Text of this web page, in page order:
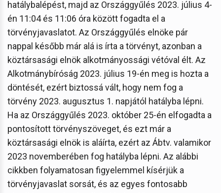
hatálybalépést, majd az Országgyűlés 2023. július 4-
én 11:04 és 11:06 óra között fogadta el a
törvényjavaslatot. Az Országgyűlés elnöke pár
nappal később már alá is írta a törvényt, azonban a
köztársasági elnök alkotmányossági vétóval élt. Az
Alkotmánybíróság 2023. július 19-én meg is hozta a
döntését, ezért biztossá vált, hogy nem fog a
törvény 2023. augusztus 1. napjától hatályba lépni.
Ha az Országgyűlés 2023. október 25-én elfogadta a
pontosított törvényszöveget, és ezt már a
köztársasági elnök is aláírta, ezért az Ábtv. valamikor
2023 novemberében fog hatályba lépni. Az alábbi
cikkben folyamatosan figyelemmel kísérjük a
törvényjavaslat sorsát, és az egyes fontosabb